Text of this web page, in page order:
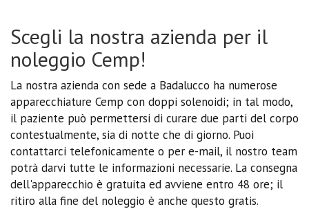
Scegli la nostra azienda per il
noleggio Cemp!
La nostra azienda con sede a Badalucco ha numerose
apparecchiature Cemp con doppi solenoidi; in tal modo,
il paziente può permettersi di curare due parti del corpo
contestualmente, sia di notte che di giorno. Puoi
contattarci telefonicamente o per e-mail, il nostro team
potrà darvi tutte le informazioni necessarie. La consegna
dell'apparecchio è gratuita ed avviene entro 48 ore; il
ritiro alla fine del noleggio è anche questo gratis.